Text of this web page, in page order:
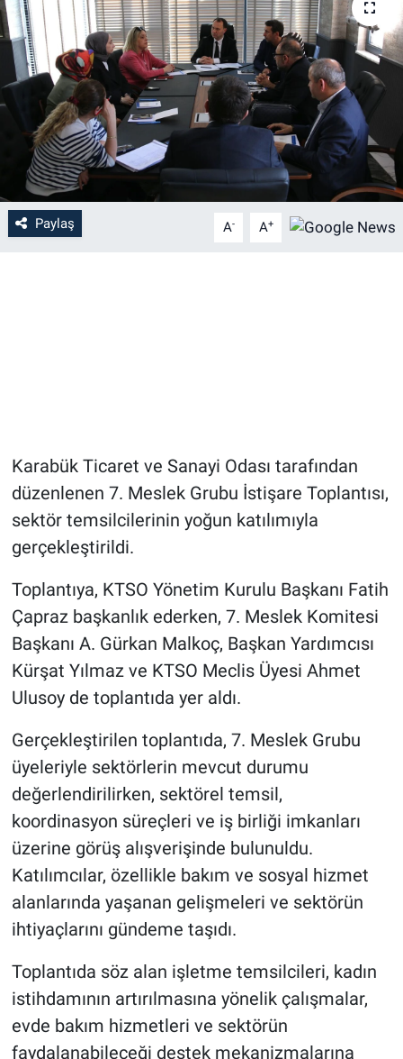
Paylaş A- A+
Karabük Ticaret ve Sanayi Odası tarafından
düzenlenen 7. Meslek Grubu İstişare Toplantısı,
sektör temsilcilerinin yoğun katılımıyla
gerçekleştirildi.
Toplantıya, KTSO Yönetim Kurulu Başkanı Fatih
Çapraz başkanlık ederken, 7. Meslek Komitesi
Başkanı A. Gürkan Malkoç, Başkan Yardımcısı
Kürşat Yılmaz ve KTSO Meclis Üyesi Ahmet
Ulusoy de toplantıda yer aldı.
Gerçekleştirilen toplantıda, 7. Meslek Grubu
üyeleriyle sektörlerin mevcut durumu
değerlendirilirken, sektörel temsil,
koordinasyon süreçleri ve iş birliği imkanları
üzerine görüş alışverişinde bulunuldu.
Katılımcılar, özellikle bakım ve sosyal hizmet
alanlarında yaşanan gelişmeleri ve sektörün
ihtiyaçlarını gündeme taşıdı.
Toplantıda söz alan işletme temsilcileri, kadın
istihdamının artırılmasına yönelik çalışmalar,
evde bakım hizmetleri ve sektörün
faydalanabileceği destek mekanizmalarına